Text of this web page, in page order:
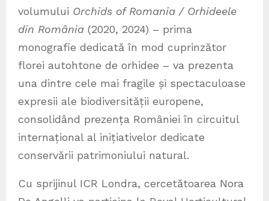
volumului Orchids of Romania / Orhideele
din România (2020, 2024) – prima
monografie dedicată în mod cuprinzător
florei autohtone de orhidee – va prezenta
una dintre cele mai fragile și spectaculoase
expresii ale biodiversității europene,
consolidând prezența României în circuitul
internațional al inițiativelor dedicate
conservării patrimoniului natural.
Cu sprijinul ICR Londra, cercetătoarea Nora